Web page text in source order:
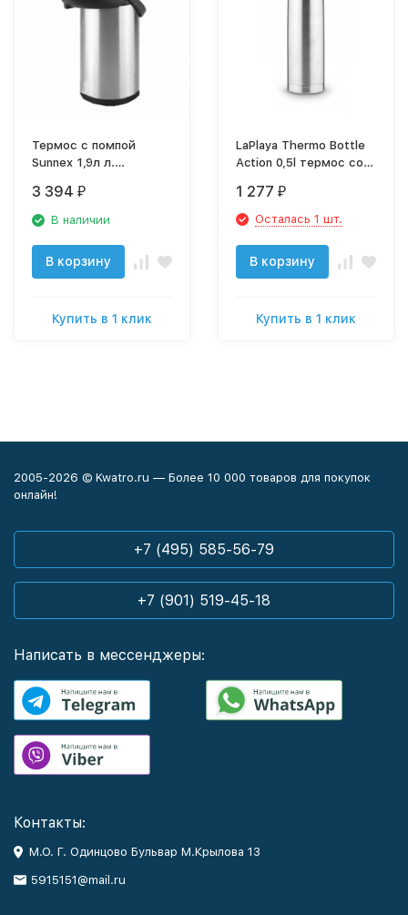
Термос с помпой
Sunnex 1,9л л.
3 394 ₽
В наличии
В корзину
Купить в 1 клик
LaPlaya Thermo Bottle
Action 0,5l термос со
1 277 ₽
Осталась 1 шт.
В корзину
Купить в 1 клик
2005-2026 © Kwatro.ru — Более 10 000 товаров для покупок
онлайн!
+7 (495) 585-56-79
+7 (901) 519-45-18
Написать в мессенджеры:
Контакты:
М.О. Г. Одинцово Бульвар М.Крылова 13
5915151@mail.ru